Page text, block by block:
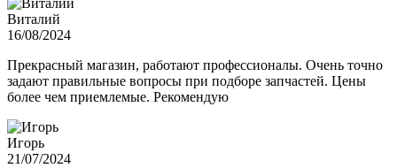
Виталий
16/08/2024
Прекрасный магазин, работают профессионалы. Очень точно
задают правильные вопросы при подборе запчастей. Цены
более чем приемлемые. Рекомендую
Игорь
21/07/2024